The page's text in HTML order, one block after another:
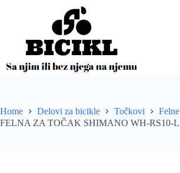
Home Delovi za bicikle Točkovi
Felne
FELNA ZA TOČAK SHIMANO WH-RS10-L